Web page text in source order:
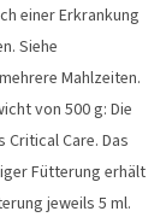
einer Erkrankung
Siehe
Mahlzeiten.
von 500 g: Die
Care. Das
Fütterung erhält
jeweils 5 ml.